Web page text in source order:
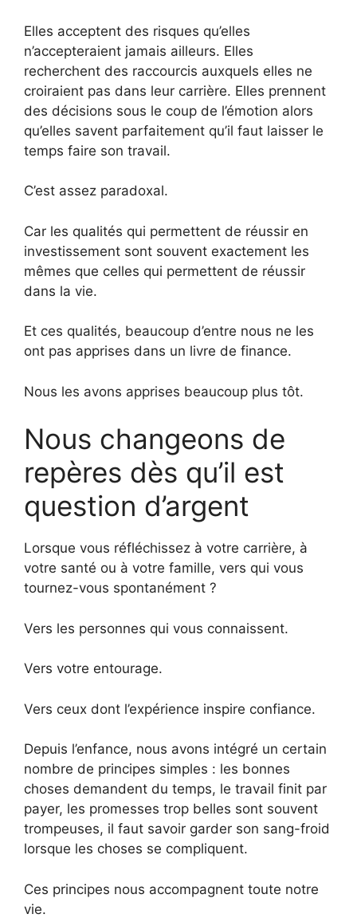
Elles acceptent des risques qu’elles
n’accepteraient jamais ailleurs. Elles
recherchent des raccourcis auxquels elles ne
croiraient pas dans leur carrière. Elles prennent
des décisions sous le coup de l’émotion alors
qu’elles savent parfaitement qu’il faut laisser le
temps faire son travail.
C’est assez paradoxal.
Car les qualités qui permettent de réussir en
investissement sont souvent exactement les
mêmes que celles qui permettent de réussir
dans la vie.
Et ces qualités, beaucoup d’entre nous ne les
ont pas apprises dans un livre de finance.
Nous les avons apprises beaucoup plus tôt.
Nous changeons de
repères dès qu’il est
question d’argent
Lorsque vous réfléchissez à votre carrière, à
votre santé ou à votre famille, vers qui vous
tournez-vous spontanément ?
Vers les personnes qui vous connaissent.
Vers votre entourage.
Vers ceux dont l’expérience inspire confiance.
Depuis l’enfance, nous avons intégré un certain
nombre de principes simples : les bonnes
choses demandent du temps, le travail finit par
payer, les promesses trop belles sont souvent
trompeuses, il faut savoir garder son sang-froid
lorsque les choses se compliquent.
Ces principes nous accompagnent toute notre
vie.